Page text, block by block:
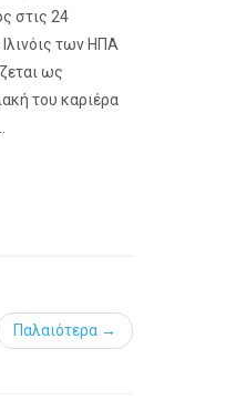
στις 24
των ΗΠΑ
ως
του καριέρα
Παλαιότερα →